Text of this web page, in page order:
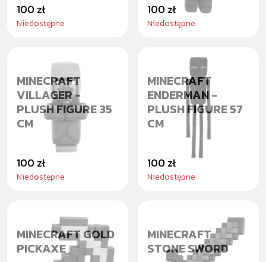
100 zł
Niedostępne
100 zł
Niedostępne
MINECRAFT
VILLAGER -
PLUSH FIGURE 35
CM
100 zł
Niedostępne
MINECRAFT
ENDERMAN -
PLUSH FIGURE 57
CM
100 zł
Niedostępne
MINECRAFT GOLD
PICKAXE
MINECRAFT
STONE SWORD